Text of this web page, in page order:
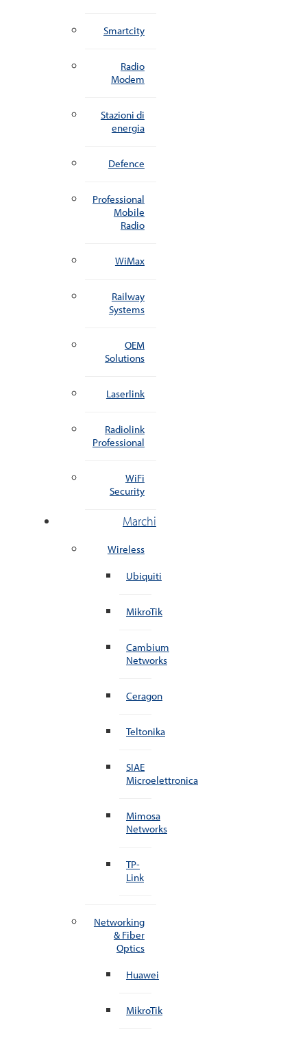
Smartcity
Radio
Modem
Stazioni di
energia
Defence
Professional
Mobile
Radio
WiMax
Railway
Systems
OEM
Solutions
Laserlink
Radiolink
Professional
WiFi
Security
Marchi
Wireless
Ubiquiti
MikroTik
Cambium
Networks
Ceragon
Teltonika
SIAE
Microelettronica
Mimosa
Networks
TP-
Link
Networking
& Fiber
Optics
Huawei
MikroTik